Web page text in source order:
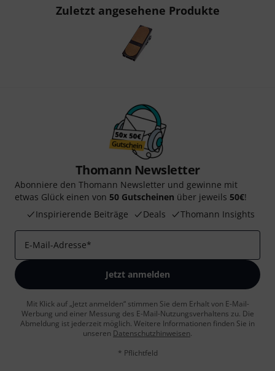
Zuletzt angesehene Produkte
Thomann Newsletter
Abonniere den Thomann Newsletter und gewinne mit
etwas Glück einen von 50 Gutscheinen über jeweils 50€!
Inspirierende Beiträge
Deals Thomann Insights
E-Mail-Adresse*
Jetzt anmelden
Mit Klick auf „Jetzt anmelden“ stimmen Sie dem Erhalt von E-Mail-
Werbung und einer Messung des E-Mail-Nutzungsverhaltens zu. Die
Abmeldung ist jederzeit möglich. Weitere Informationen finden Sie in
unseren Datenschutzhinweisen.
* Pflichtfeld